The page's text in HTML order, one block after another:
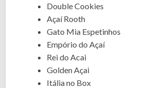
Double Cookies
Açaí Rooth
Gato Mia Espetinhos
Empório do Açaí
Rei do Acai
Golden Açai
Itália no Box